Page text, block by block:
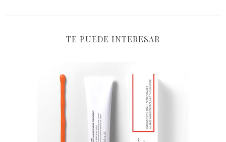
TE PUEDE INTERESAR